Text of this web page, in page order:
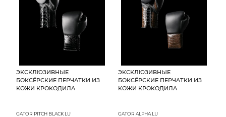
ЭКСКЛЮЗИВНЫЕ
БОКСЁРСКИЕ ПЕРЧАТКИ ИЗ
КОЖИ КРОКОДИЛА
GATOR PITCH BLACK LU
ЭКСКЛЮЗИВНЫЕ
БОКСЁРСКИЕ ПЕРЧАТКИ ИЗ
КОЖИ КРОКОДИЛА
GATOR ALPHA LU